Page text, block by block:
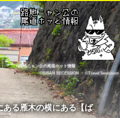
路地ニャン公の尾道ホット情報
©BISAN SECESSION
・©Travel Secession
ある雁木の横にある【ば